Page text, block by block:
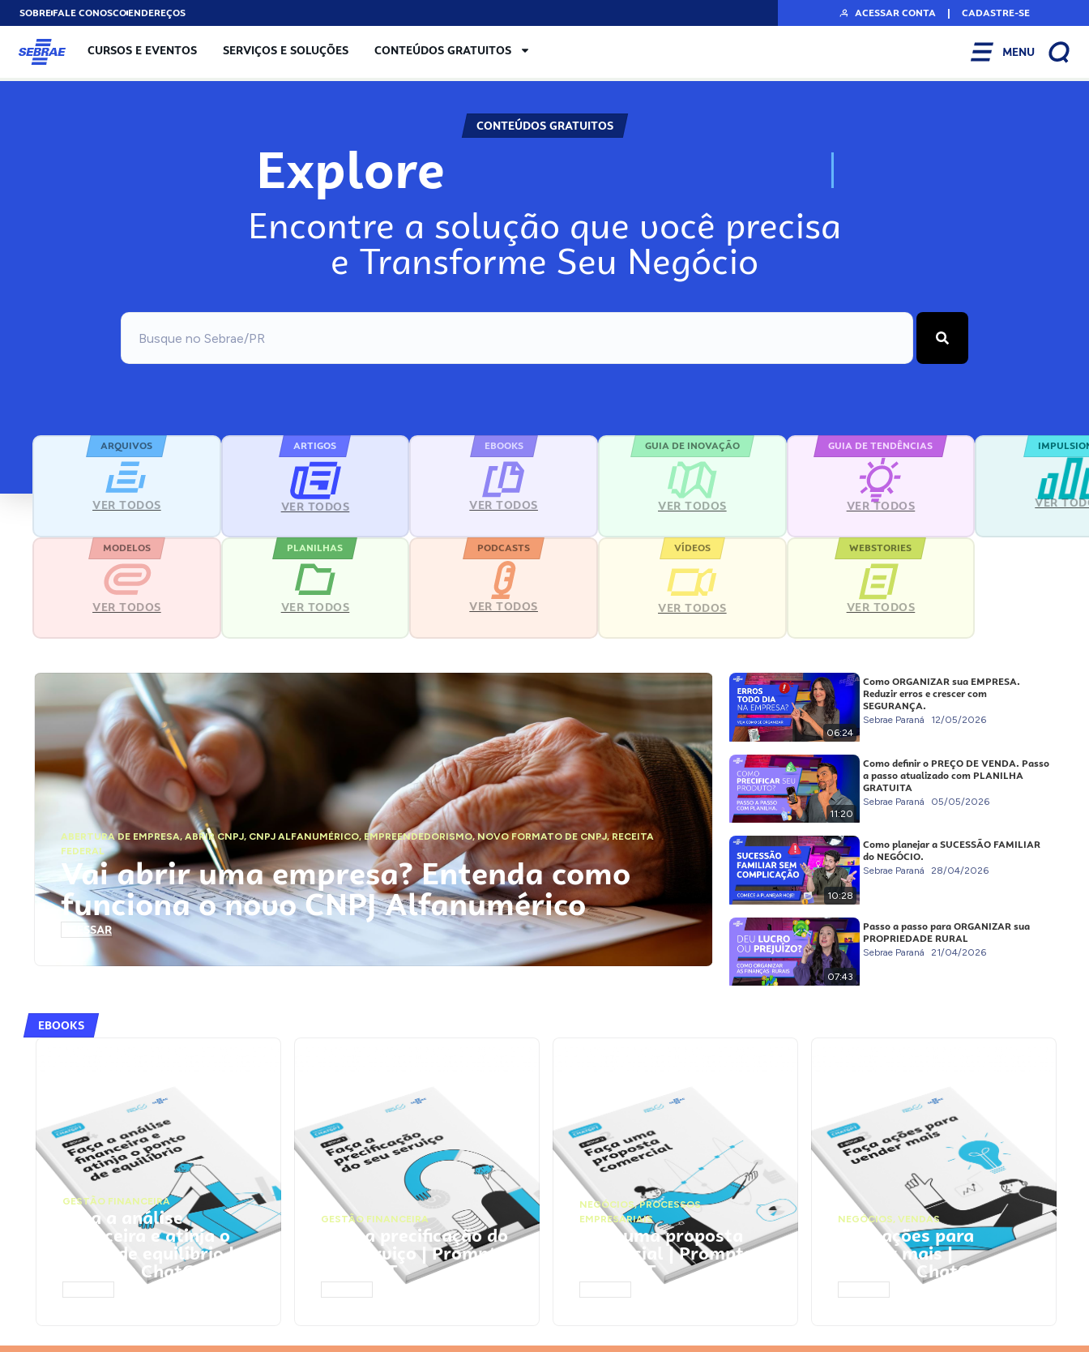
SOBREFALE CONOSCOENDEREÇOS ACESSAR CONTA | CADASTRE-SE
CURSOS E EVENTOS SERVIÇOS E SOLUÇÕES CONTEÚDOS GRATUITOS MENU
CONTEÚDOS GRATUITOS
Explore N
Encontre a solução que você precisa
e Transforme Seu Negócio
ARQUIVOS
VER TODOS
ARTIGOS
VER TODOS
EBOOKS
VER TODOS
GUIA DE INOVAÇÃO
VER TODOS
GUIA DE TENDÊNCIAS
VER TODOS VER
MODELOS
VER TODOS
PLANILHAS
VER TODOS
PODCASTS
VER TODOS
VÍDEOS
VER TODOS
WEBSTORIES
VER TODOS
ABERTURA DE EMPRESA,ABRIR CNPJ, CNPJ ALFANUMÉRICO, EMPREENDEDORISMO,NOVO FORMATO DE CNPJ,RECEITA
FEDERAL
Vai abrir uma empresa? Entenda como
funciona o novo CNPJ Alfanumérico
ACESSAR
06:24
Como ORGANIZAR sua EMPRESA.
Reduzir erros e crescer com
SEGURANÇA.
Sebrae Paraná 12/05/2026
11:20
Como definir o PREÇO DE VENDA. Passo
a passo atualizado com PLANILHA
GRATUITA
Sebrae Paraná 05/05/2026
10:28
Como planejar a SUCESSÃO FAMILIAR
do NEGÓCIO.
Sebrae Paraná 28/04/2026
07:43
Passo a passo para ORGANIZAR sua
PROPRIEDADE RURAL
Sebrae Paraná 21/04/2026
EBOOKS
GESTÃO FINANCEIRA
Faça a análise
financeira e atinja o
ponto de equilíbrio |
Prompts ChatGPT
GESTÃO FINANCEIRA
Faça a precificação do
seu serviço | Prompts
ChatGPT
NEGÓCIOS,PROCESSOS
EMPRESARIAIS
Faça uma proposta
comercial | Prompts
ChatGPT
NEGÓCIOS, VENDAS
Faça ações para
vender mais |
Prompts ChatGPT